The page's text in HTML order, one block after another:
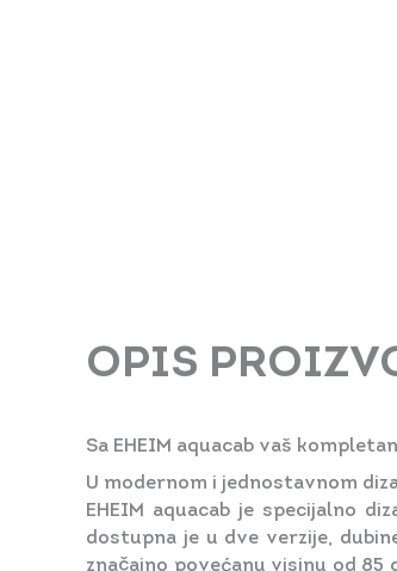
OPIS
Sa EHEIM aquacab vaš
U modernom i jednostavnom
EHEIM aquacab je specijalno
dostupna je u dve verzije,
značajno povećanu visinu od 85